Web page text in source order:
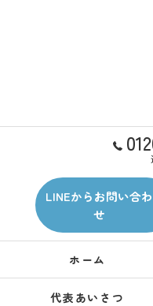
LINEからお問い合わ
せ
ホーム
代表あいさつ